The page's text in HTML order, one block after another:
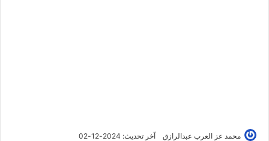
محمد عز العرب عبدالرازق آخر تحديث: 2024-12-02